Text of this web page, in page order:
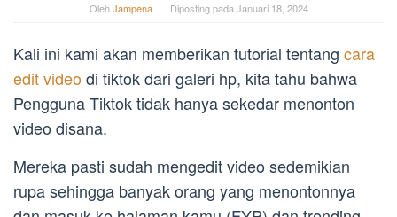
OlehJampena Diposting pada Januari 18, 2024
Kali ini kami akan memberikan tutorial tentang cara
edit video di tiktok dari galeri hp, kita tahu bahwa
Pengguna Tiktok tidak hanya sekedar menonton
video disana.
Mereka pasti sudah mengedit video sedemikian
rupa sehingga banyak orang yang menontonnya